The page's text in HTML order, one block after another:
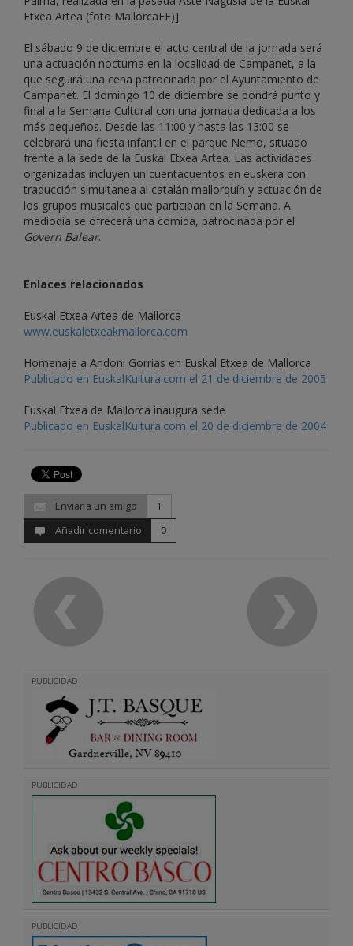
Etxea Artea (foto MallorcaEE)]
El sábado 9 de diciembre el acto central de la jornada será
una actuación nocturna en la localidad de Campanet, a la
que seguirá una cena patrocinada por el Ayuntamiento de
Campanet. El domingo 10 de diciembre se pondrá punto y
final a la Semana Cultural con una jornada dedicada a los
más pequeños. Desde las 11:00 y hasta las 13:00 se
celebrará una fiesta infantil en el parque Nemo, situado
frente a la sede de la Euskal Etxea Artea. Las actividades
organizadas incluyen un cuentacuentos en euskera con
traducción simultanea al catalán mallorquín y actuación de
los grupos musicales que participan en la Semana. A
mediodía se ofrecerá una comida, patrocinada por el
Govern Balear.
Enlaces relacionados
Euskal Etxea Artea de Mallorca
www.euskaletxeakmallorca.com
Homenaje a Andoni Gorrias en Euskal Etxea de Mallorca
Publicado en EuskalKultura.com el 21 de diciembre de 2005
Euskal Etxea de Mallorca inaugura sede
Publicado en EuskalKultura.com el 20 de diciembre de 2004
Enviar a un amigo
1
Añadir comentario
0
PUBLICIDAD
PUBLICIDAD
PUBLICIDAD